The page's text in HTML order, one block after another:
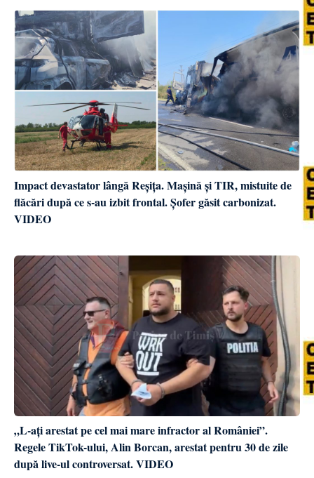
Impact devastator lângă Reșița. Mașină și TIR, mistuite de
flăcări după ce s-au izbit frontal. Șofer găsit carbonizat.
VIDEO
„L-ați arestat pe cel mai mare infractor al României”.
Regele TikTok-ului, Alin Borcan, arestat pentru 30 de zile
după live-ul controversat. VIDEO